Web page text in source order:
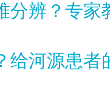
分辨？专家
给河源患者